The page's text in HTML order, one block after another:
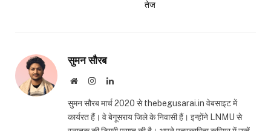
तेज
सुमन सौरब
WebsiteInstagramLinkedIn
सुमन सौरब मार्च 2020 से thebegusarai.in वेबसाइट में
कार्यरत हैं। वे बेगूसराय जिले के निवासी हैं। इन्होंने LNMU से